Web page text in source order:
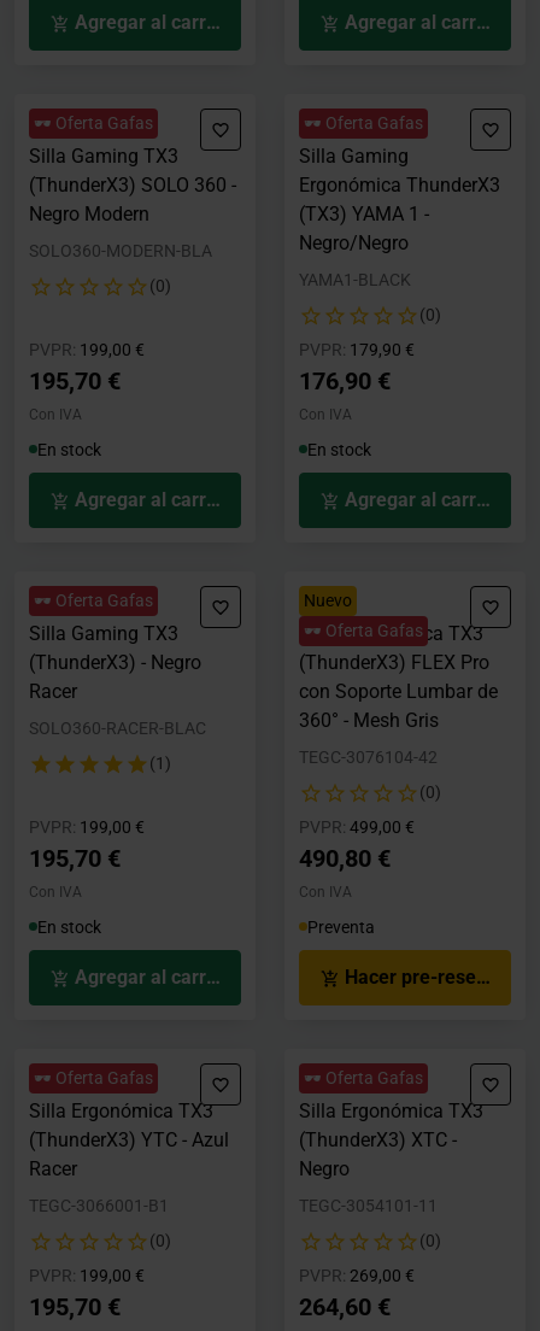
Agregar al carrito Agregar al carrito
🕶️ Oferta Gafas
Silla Gaming TX3
(ThunderX3) SOLO 360 -
Negro Modern
SOLO360-MODERN-BLA
(0)
PVPR: Precio rebajado desde
199,00 €
195,70 €
Con IVA
En stock
Agregar al carrito
🕶️ Oferta Gafas
Silla Gaming
Ergonómica ThunderX3
(TX3) YAMA 1 -
Negro/Negro
YAMA1-BLACK
(0)
PVPR: Precio rebajado desde
179,90 €
176,90 €
Con IVA
En stock
Agregar al carrito
🕶️ Oferta Gafas
Silla Gaming TX3
(ThunderX3) - Negro
Racer
SOLO360-RACER-BLAC
(1)
PVPR: Precio rebajado desde
199,00 €
195,70 €
Con IVA
En stock
Agregar al carrito
Nuevo
🕶️ Oferta Gafas
Silla Ergonómica TX3
(ThunderX3) FLEX Pro
con Soporte Lumbar de
360° - Mesh Gris
TEGC-3076104-42
(0)
PVPR: Precio rebajado desde
499,00 €
490,80 €
Con IVA
Preventa
Hacer pre-reserva
🕶️ Oferta Gafas
Silla Ergonómica TX3
(ThunderX3) YTC - Azul
Racer
TEGC-3066001-B1
(0)
PVPR: Precio rebajado desde
199,00 €
195,70 €
🕶️ Oferta Gafas
Silla Ergonómica TX3
(ThunderX3) XTC -
Negro
TEGC-3054101-11
(0)
PVPR: Precio rebajado desde
269,00 €
264,60 €